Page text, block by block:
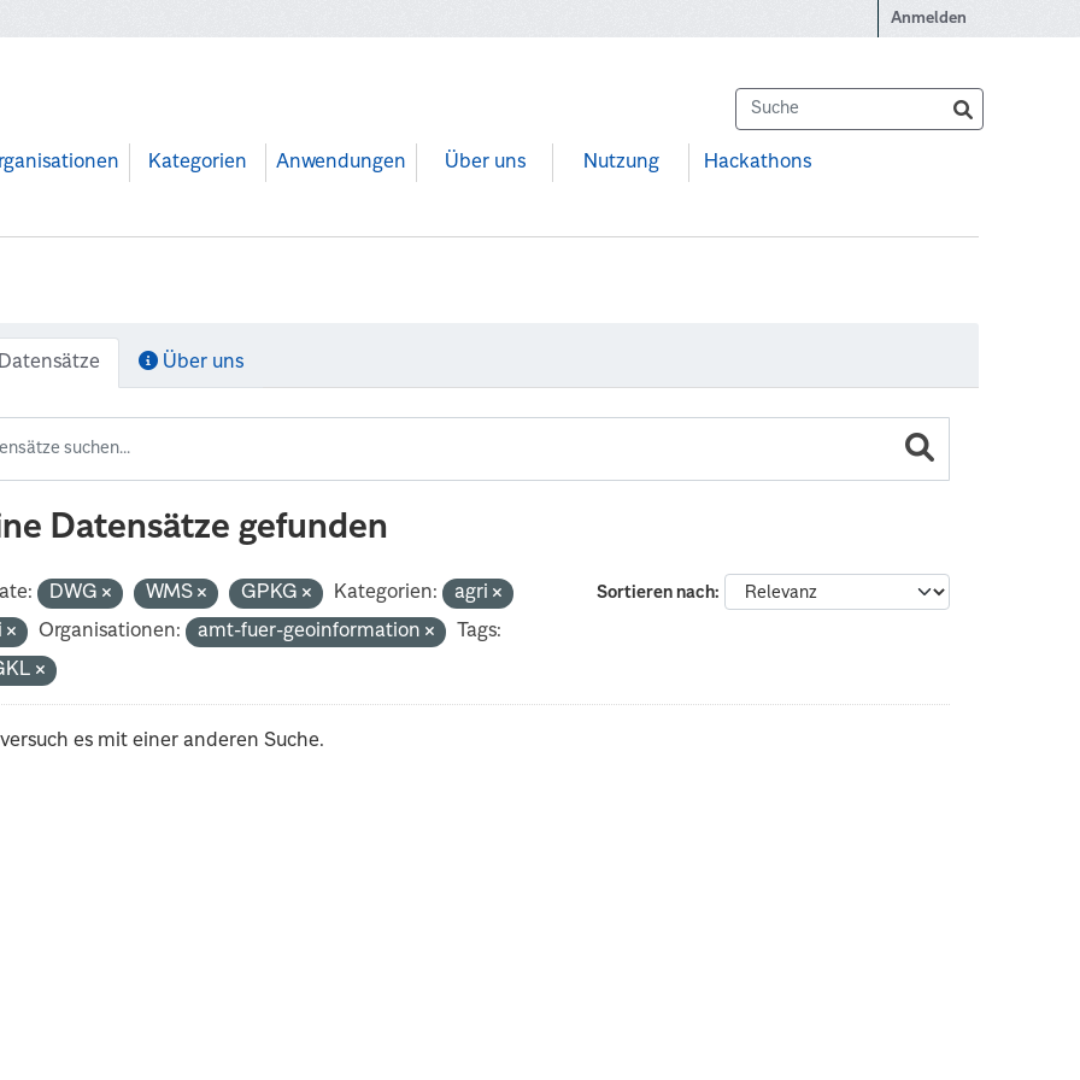
Anmelden
Kategorien Anwendungen Über uns Nutzung Hackathons
Über uns
Datensätze gefunden
Sortieren nach
DWG WMS GPKG Kategorien:
agri
Organisationen: amt-fuer-geoinformation
Tags:
es mit einer anderen Suche.